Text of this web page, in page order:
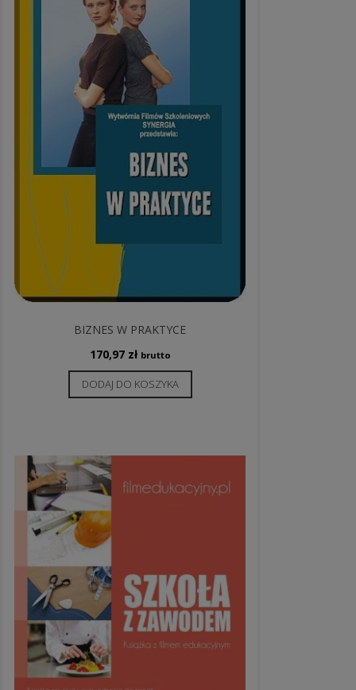
BIZNES W PRAKTYCE
170,97 zł brutto
DODAJ DO KOSZYKA